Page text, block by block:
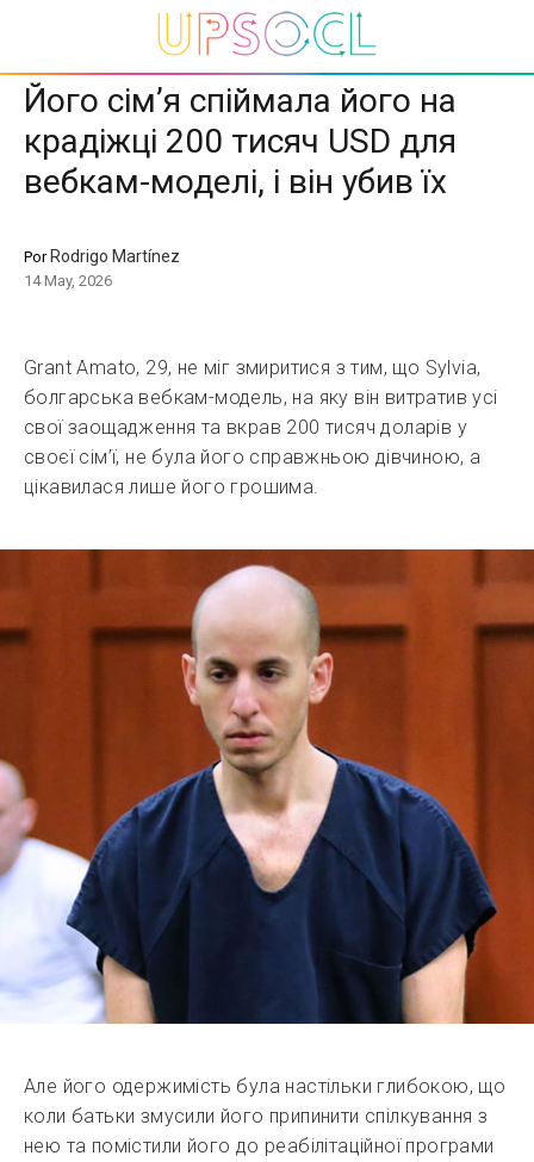
Його сім’я спіймала його на
крадіжці 200 тисяч USD для
вебкам-моделі, і він убив їх
Por Rodrigo Martínez
14 May, 2026
Grant Amato, 29, не міг змиритися з тим, що Sylvia,
болгарська вебкам-модель, на яку він витратив усі
свої заощадження та вкрав 200 тисяч доларів у
своєї сім’ї, не була його справжньою дівчиною, а
цікавилася лише його грошима.
Але його одержимість була настільки глибокою, що
коли батьки змусили його припинити спілкування з
нею та помістили його до реабілітаційної програми